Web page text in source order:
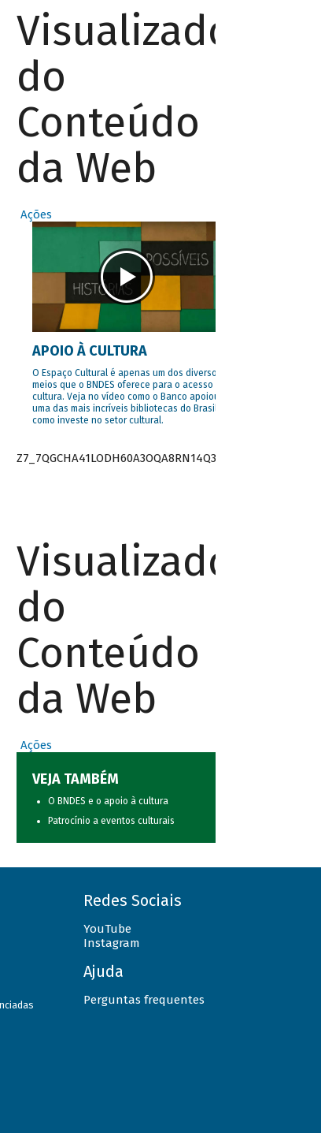
Visualizador
do
Conteúdo
da Web
Ações
APOIO À CULTURA
O Espaço Cultural é apenas um dos diversos
meios que o BNDES oferece para o acesso à
cultura. Veja no vídeo como o Banco apoiou
uma das mais incríveis bibliotecas do Brasil e
como investe no setor cultural.
Z7_7QGCHA41LODH60A3OQA8RN14Q3
Visualizador
do
Conteúdo
da Web
Ações
VEJA TAMBÉM
O BNDES e o apoio à cultura
Patrocínio a eventos culturais
Redes Sociais
YouTube
Instagram
Ajuda
Perguntas frequentes